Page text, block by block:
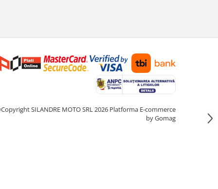
SILANDRE MOTO SRL 2026 Platforma E-commerce
by Gomag